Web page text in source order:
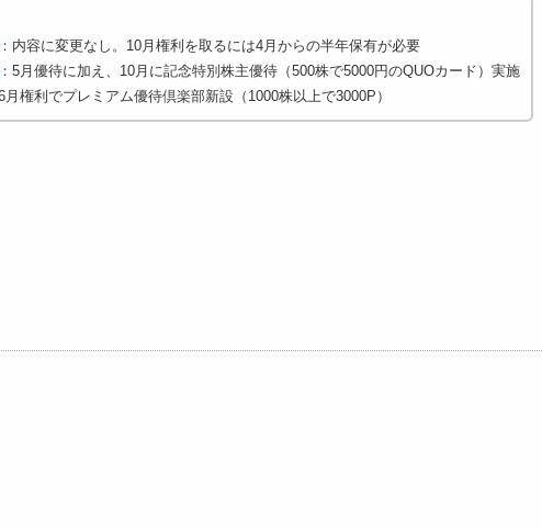
内容に変更なし。10月権利を取るには4月からの半年保有が必要
5月優待に加え、10月に記念特別株主優待（500株で5000円のQUOカード）実施
6月権利でプレミアム優待倶楽部新設（1000株以上で3000P）